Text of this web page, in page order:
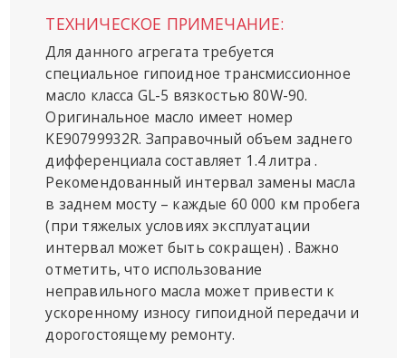
ТЕХНИЧЕСКОЕ ПРИМЕЧАНИЕ:
Для данного агрегата требуется
специальное гипоидное трансмиссионное
масло класса GL-5 вязкостью 80W-90.
Оригинальное масло имеет номер
KE90799932R. Заправочный объем заднего
дифференциала составляет 1.4 литра .
Рекомендованный интервал замены масла
в заднем мосту – каждые 60 000 км пробега
(при тяжелых условиях эксплуатации
интервал может быть сокращен) . Важно
отметить, что использование
неправильного масла может привести к
ускоренному износу гипоидной передачи и
дорогостоящему ремонту.